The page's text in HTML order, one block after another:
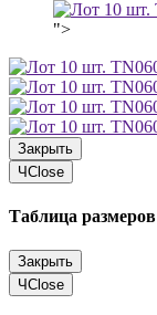
">
Закрыть
ЧClose
Таблица размеров
Закрыть
ЧClose